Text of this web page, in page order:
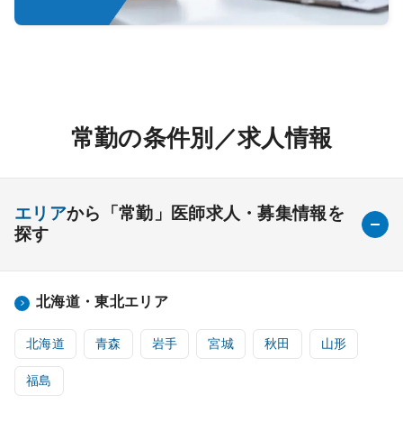
常勤の条件別／求人情報
エリアから「常勤」医師求人・募集情報を
探す
北海道・東北エリア
北海道 青森 岩手 宮城 秋田 山形
福島